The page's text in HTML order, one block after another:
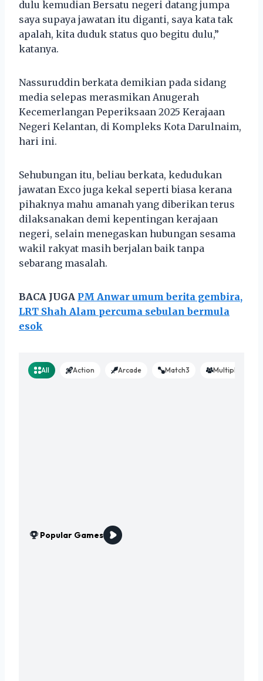
dulu kemudian Bersatu negeri datang jumpa
saya supaya jawatan itu diganti, saya kata tak
apalah, kita duduk status quo begitu dulu,”
katanya.
Nassuruddin berkata demikian pada sidang
media selepas merasmikan Anugerah
Kecemerlangan Peperiksaan 2025 Kerajaan
Negeri Kelantan, di Kompleks Kota Darulnaim,
hari ini.
Sehubungan itu, beliau berkata, kedudukan
jawatan Exco juga kekal seperti biasa kerana
pihaknya mahu amanah yang diberikan terus
dilaksanakan demi kepentingan kerajaan
negeri, selain menegaskan hubungan sesama
wakil rakyat masih berjalan baik tanpa
sebarang masalah.
BACA JUGA PM Anwar umum berita gembira,
LRT Shah Alam percuma sebulan bermula
esok